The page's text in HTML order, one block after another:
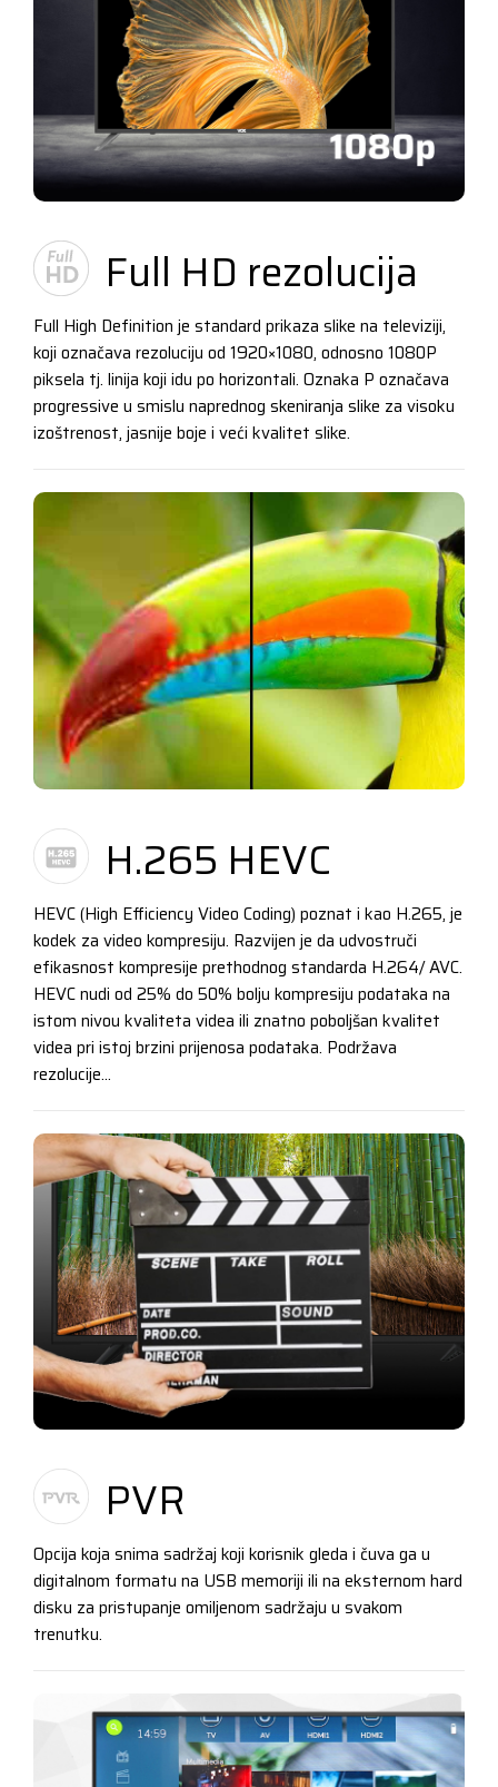
Full HD rezolucija
Full High Definition je standard prikaza slike na televiziji,
koji označava rezoluciju od 1920×1080, odnosno 1080P
piksela tj. linija koji idu po horizontali. Oznaka P označava
progressive u smislu naprednog skeniranja slike za visoku
izoštrenost, jasnije boje i veći kvalitet slike.
H.265 HEVC
HEVC (High Efficiency Video Coding) poznat i kao H.265, je
kodek za video kompresiju. Razvijen je da udvostruči
efikasnost kompresije prethodnog standarda H.264/ AVC.
HEVC nudi od 25% do 50% bolju kompresiju podataka na
istom nivou kvaliteta videa ili znatno poboljšan kvalitet
videa pri istoj brzini prijenosa podataka. Podržava
rezolucije...
PVR
Opcija koja snima sadržaj koji korisnik gleda i čuva ga u
digitalnom formatu na USB memoriji ili na eksternom hard
disku za pristupanje omiljenom sadržaju u svakom
trenutku.